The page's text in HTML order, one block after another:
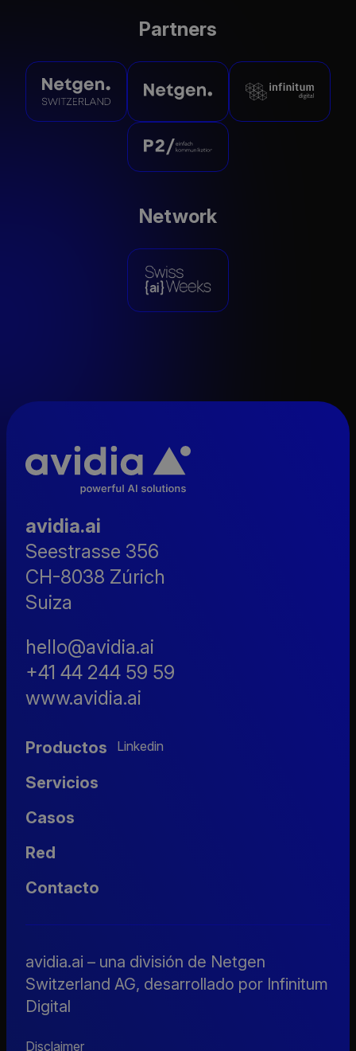
Partners
Netgen Switzerland
Netgen Infinitum Digital
P2/ Kommunikation AG
Network
Swiss {ai} Weeks
avidia.ai
Seestrasse 356
CH-8038 Zúrich
Suiza
hello@avidia.ai
+41 44 244 59 59
www.avidia.ai
Productos
Servicios
Casos
Red
Contacto
Linkedin
avidia.ai – una división de Netgen
Switzerland AG, desarrollado por Infinitum
Digital
Disclaimer